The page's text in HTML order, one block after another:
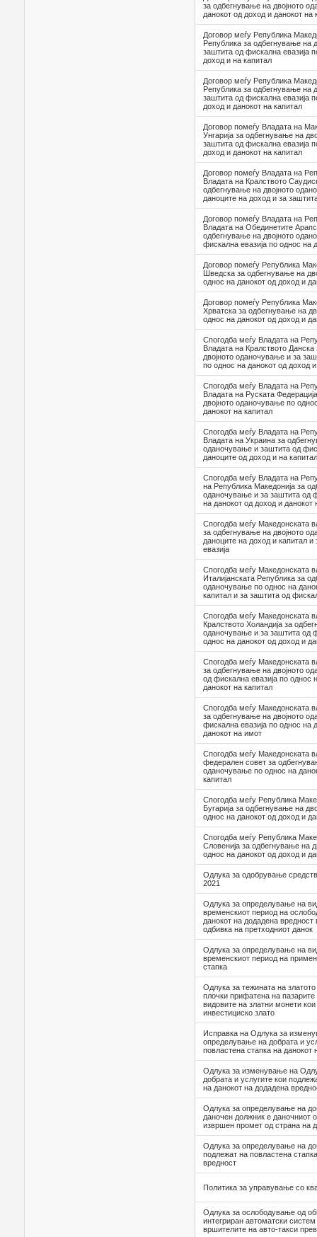
за одбегнување на двојното
данокот од доход и данокот на
Договор меѓу Република
Република за одбегнување на
заштита од фискална евазија
доход и на капитал
Договор меѓу Република
Република за одбегнување на
заштита од фискална евазија
доход и данокот на капитал
Договор помеѓу Владата на
Унгарија за одбегнување на
заштита од фискална евазија
доход и данокот на капитал
Договор помеѓу Владата на
Владата на Кралството
одбегнување на двојното
даноците на доход и за
Договор помеѓу Владата на
Владата на Обединетите
одбегнување на двојното
фискална евазија по однос на
Договор помеѓу Република
Шведска за одбегнување на
однос на данокот од доход и
Договор помеѓу Република
Хрватска за одбегнување на
однос на данокот од доход и
Спогодба меѓу Владата на
Владата на Кралството
двојното оданочување и за
по однос на данокот од доход
Спогодба меѓу Владата на
Владата на Руската
двојното оданочување по
данокот на капитал
Спогодба меѓу Владата на
Владата на Украина за
оданочување и заштита од
даноците од доход и на капитал
Спогодба меѓу Владата на
на Република Македонија за
оданочување и за заштита од
на данокот од доход и данокот
Спогодба меѓу Македонската
за одбегнување на двојното
даноците на доход и капитал
евазија
Спогодба меѓу Македонската
Италијанската Република за
оданочување по однос на
капитал и за заштита од
Спогодба меѓу Македонската
Кралството Холандија за
оданочување и за заштита од
однос на данокот од доход и
Спогодба меѓу Македонската
за одбегнување на двојното
од фискална евазија по однос
данокот на капитал
Спогодба меѓу Македонската
за одбегнување на двојното
фискална евазија по однос на
данокот на имот
Спогодба меѓу Македонската
федерален совет за
оданочување по однос на
капитал
Спогодба меѓу Република
Бугарија за одбегнување на
однос на данокот од доход и
Спогодба меѓу Република
Словенија за одбегнување на
однос на данокот од доход и
Одлука за одобрување
2021
Oдлука за определување на
временскиот период на
данокот на додадена вредност
одбивка на претходниот данок
Oдлука за определување на
временскиот период на
стапка
Oдлука за тежината на
плочки прифатена на
видовите на златни монети
инвестициско злато
Исправка на Одлука за
определување на добрата и
повластена стапка на данокот
Одлука за изменување на
добрата и услугите кои
на данокот на додадена
Одлука за определување нa
даночен должник е даночниот
извршен промет од страна нa
Одлука за определување на
подлежат на повластена
вредност
Политика за управување со
Одлука за ослободување од
интегриран автоматски
вршителите на авто-такси